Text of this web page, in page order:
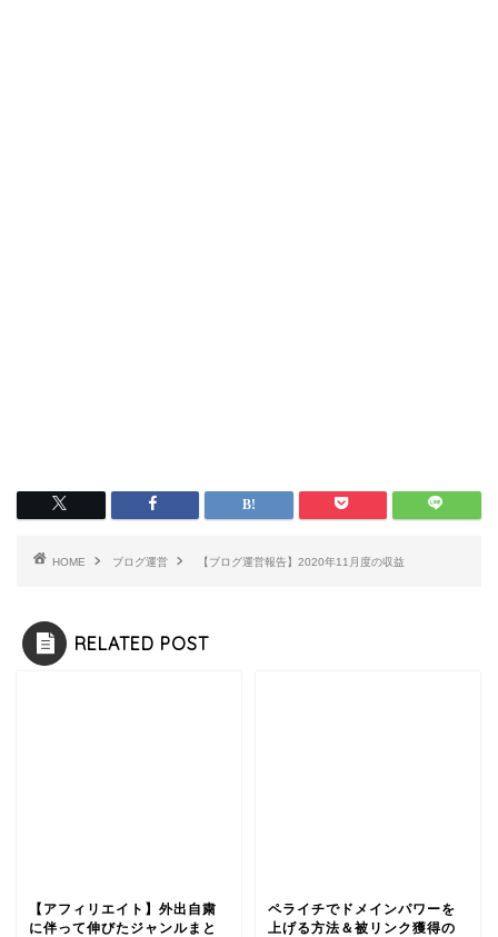
HOME ブログ運営 【ブログ運営報告】2020年11月度の収益
RELATED POST
【アフィリエイト】外出自粛
に伴って伸びたジャンルまと
ペライチでドメインパワーを
上げる方法＆被リンク獲得の